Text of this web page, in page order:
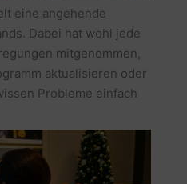
eine angehende
Dabei hat wohl jede
mitgenommen,
aktualisieren oder
Probleme einfach